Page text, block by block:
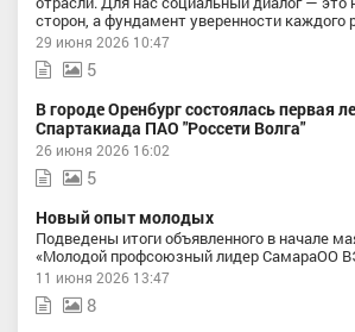
сторон, а фундамент уверенности каждого
29 июня 2026 10:47
5
В городе Оренбург состоялась первая
Спартакиада ПАО "Россети Волга"
26 июня 2026 16:02
5
Новый опыт молодых
Подведены итоги объявленного в начале
«Молодой профсоюзный лидер СамараОО
11 июня 2026 13:47
8